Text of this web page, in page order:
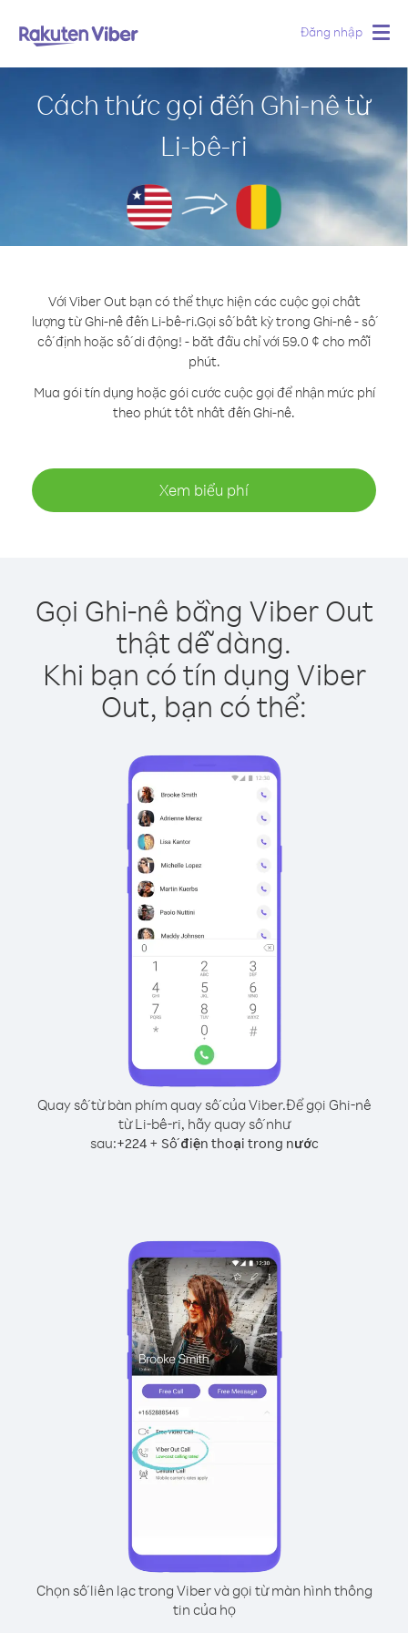
Đăng nhập
Cách thức gọi đến Ghi-nê từ
Li-bê-ri
Với Viber Out bạn có thể thực hiện các cuộc gọi chất
lượng từ Ghi-nê đến Li-bê-ri.Gọi số bất kỳ trong Ghi-nê - số
cố định hoặc số di động! - bắt đầu chỉ với 59.0 ¢ cho mỗi
phút.
Mua gói tín dụng hoặc gói cước cuộc gọi để nhận mức phí
theo phút tốt nhất đến Ghi-nê.
Xem biểu phí
Gọi Ghi-nê bằng Viber Out
thật dễ dàng.
Khi bạn có tín dụng Viber
Out, bạn có thể:
Quay số từ bàn phím quay số của Viber.Để gọi Ghi-nê
từ Li-bê-ri, hãy quay số như
sau:+224+ Số điện thoại trong nước
Chọn số liên lạc trong Viber và gọi từ màn hình thông
tin của họ